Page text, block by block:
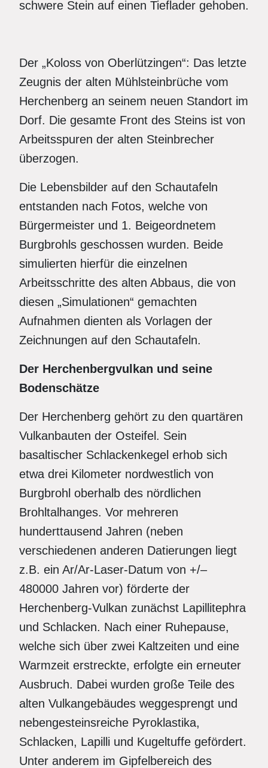
schwere Stein auf einen Tieflader gehoben.
Der „Koloss von Oberlützingen“: Das letzte
Zeugnis der alten Mühlsteinbrüche vom
Herchenberg an seinem neuen Standort im
Dorf. Die gesamte Front des Steins ist von
Arbeitsspuren der alten Steinbrecher
überzogen.
Die Lebensbilder auf den Schautafeln
entstanden nach Fotos, welche von
Bürgermeister und 1. Beigeordnetem
Burgbrohls geschossen wurden. Beide
simulierten hierfür die einzelnen
Arbeitsschritte des alten Abbaus, die von
diesen „Simulationen“ gemachten
Aufnahmen dienten als Vorlagen der
Zeichnungen auf den Schautafeln.
Der Herchenbergvulkan und seine
Bodenschätze
Der Herchenberg gehört zu den quartären
Vulkanbauten der Osteifel. Sein
basaltischer Schlackenkegel erhob sich
etwa drei Kilometer nordwestlich von
Burgbrohl oberhalb des nördlichen
Brohltalhanges. Vor mehreren
hunderttausend Jahren (neben
verschiedenen anderen Datierungen liegt
z.B. ein Ar/Ar-Laser-Datum von +/–
480000 Jahren vor) förderte der
Herchenberg-Vulkan zunächst Lapillitephra
und Schlacken. Nach einer Ruhepause,
welche sich über zwei Kaltzeiten und eine
Warmzeit erstreckte, erfolgte ein erneuter
Ausbruch. Dabei wurden große Teile des
alten Vulkangebäudes weggesprengt und
nebengesteinsreiche Pyroklastika,
Schlacken, Lapilli und Kugeltuffe gefördert.
Unter anderem im Gipfelbereich des